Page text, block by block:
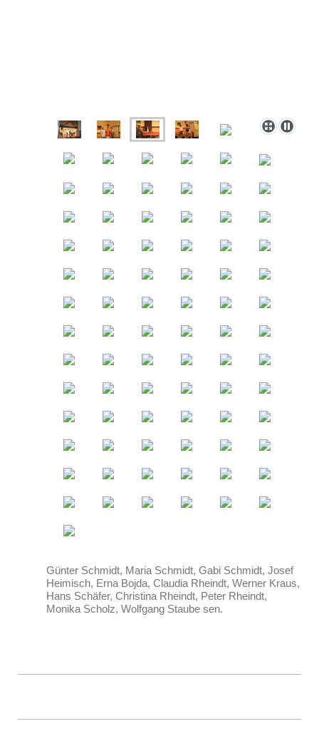
Günter Schmidt, Maria Schmidt, Gabi Schmidt, Josef
Heimisch, Erna Bojda, Claudia Rheindt, Werner Kraus,
Hans Schäfer, Christina Rheindt, Peter Rheindt,
Monika Scholz, Wolfgang Staube sen.